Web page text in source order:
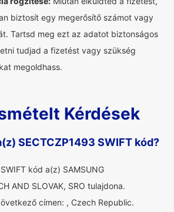
biztosít egy megerősítő számot vagy
Tartsd meg ezt az adatot biztonságos
tudjad a fizetést vagy szükség
megoldhass.
Kérdések
SECTCZP1493 SWIFT kód?
kód a(z) SAMSUNG
AND SLOVAK, SRO tulajdona.
címen: , Czech Republic.